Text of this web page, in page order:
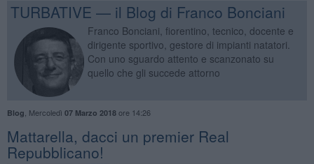
TURBATIVE — il Blog di Franco Bonciani
Franco Bonciani, fiorentino, tecnico, docente e
dirigente sportivo, gestore di impianti natatori.
Con uno sguardo attento e scanzonato su
quello che gli succede attorno
Blog Mercoledì 07 Marzo 2018ore 14:26
Mattarella, dacci un premier Real
Repubblicano!